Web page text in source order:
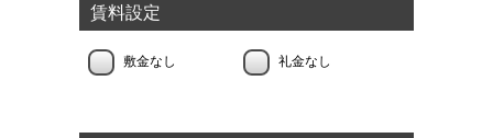
賃料設定
敷金なし 礼金なし